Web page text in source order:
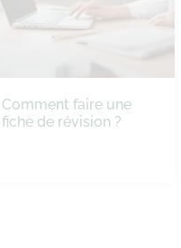
Comment faire une
fiche de révision ?